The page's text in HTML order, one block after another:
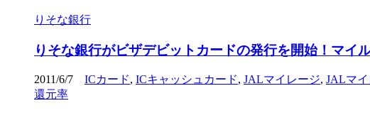
りそな銀行
りそな銀行がビザデビットカードの発行を開始！マイ
2011/6/7 ICカード, ICキャッシュカード, JALマイレージ, JALマ
還元率